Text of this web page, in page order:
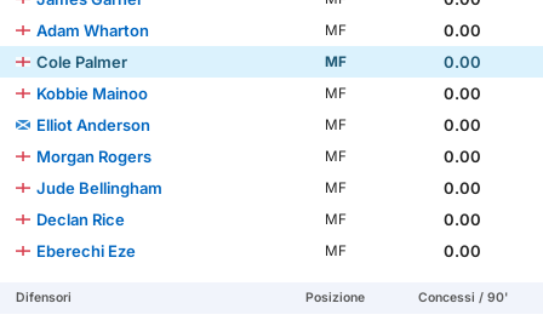
Adam Wharton
MF
0.00
Cole Palmer
MF
0.00
Kobbie Mainoo
MF
0.00
Elliot Anderson
MF
0.00
Morgan Rogers
MF
0.00
Jude Bellingham
MF
0.00
Declan Rice
MF
0.00
Eberechi Eze
MF 0.00
Difensori Posizione Concessi / 90'